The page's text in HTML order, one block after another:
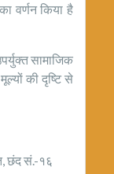
वर्णन किया है
सामाजिक
की दृष्टि से
छंद सं.-१६